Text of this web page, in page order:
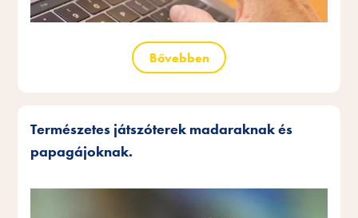
Bővebben
Természetes játszóterek madaraknak és
papagájoknak.